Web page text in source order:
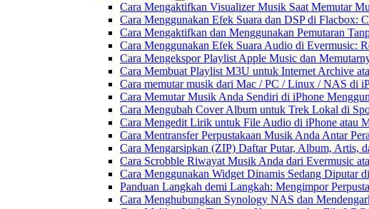
Cara Mengaktifkan Visualizer Musik Saat Memutar
Cara Menggunakan Efek Suara dan DSP di Flacbox:
Cara Mengaktifkan dan Menggunakan Pemutaran
Cara Menggunakan Efek Suara Audio di Evermusic:
Cara Mengekspor Playlist Apple Music dan
Cara Membuat Playlist M3U untuk Internet Archive
Cara memutar musik dari Mac / PC / Linux / NAS di
Cara Memutar Musik Anda Sendiri di iPhone
Cara Mengubah Cover Album untuk Trek Lokal di
Cara Mengedit Lirik untuk File Audio di iPhone atau
Cara Mentransfer Perpustakaan Musik Anda Antar
Cara Mengarsipkan (ZIP) Daftar Putar, Album, Artis,
Cara Scrobble Riwayat Musik Anda dari Evermusic
Cara Menggunakan Widget Dinamis Sedang Diputar
Panduan Langkah demi Langkah: Mengimpor
Cara Menghubungkan Synology NAS dan